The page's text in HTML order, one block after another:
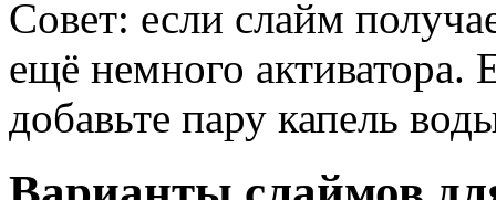
Совет: если слайм
ещё немного активатора.
добавьте пару капель